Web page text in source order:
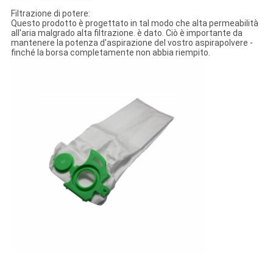
Filtrazione di potere:
Questo prodotto è progettato in tal modo che alta permeabilità
all'aria malgrado alta filtrazione. è dato. Ciò è importante da
mantenere la potenza d'aspirazione del vostro aspirapolvere -
finché la borsa completamente non abbia riempito.